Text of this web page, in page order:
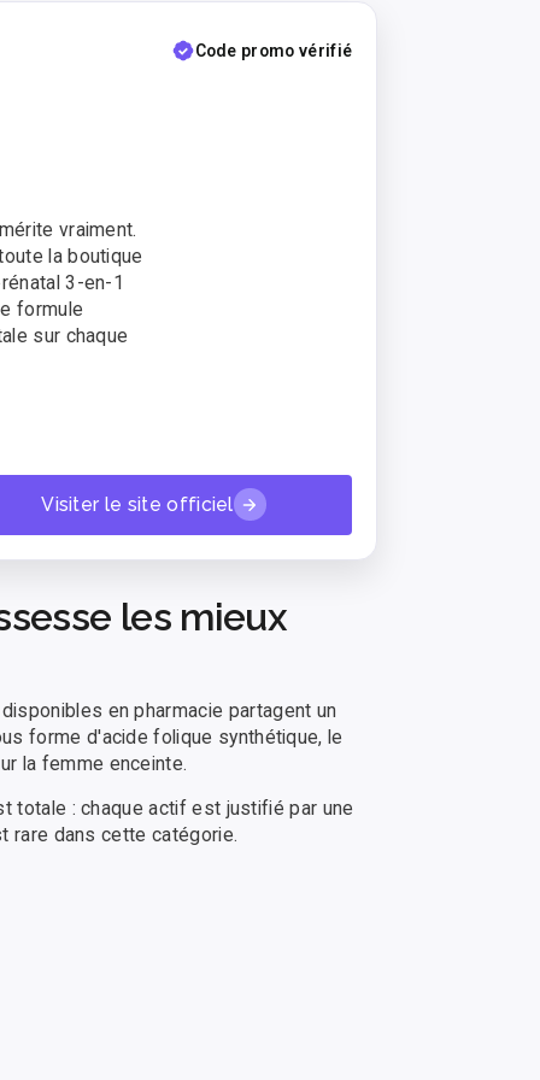
Code promo vérifié
vraiment.
la boutique
3-en-1
formule
sur chaque
Visiter le site officiel
les mieux
en pharmacie partagent un
forme d'acide folique synthétique, le
la femme enceinte.
totale : chaque actif est justifié par une
rare dans cette catégorie.